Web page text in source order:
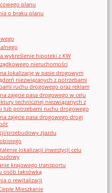
planu
o braku planu
wykreślenie hipoteki z KW
nieruchomości
lokalizację w pasie drogowym
niezwiązanych z potrzebami
ruchu drogowego oraz reklam
zajęcie pasa drogowego w celu
technicznej niezwiązanych z
lub potrzebami ruchu drogowego
zajęcie pasa drogowego drogi
przebudowy zjazdu
lokalizacji inwestycji celu
krajowego transportu
osób taksówką
o rewitalizacji
Mieszkanie